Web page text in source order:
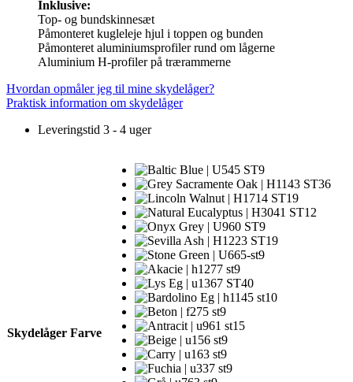
Inklusive:
Top- og bundskinnesæt
Påmonteret kugleleje hjul i toppen og bunden
Påmonteret aluminiumsprofiler rund om lågerne
Aluminium H-profiler på trærammerne
Hvordan opmåler jeg til mine skydelåger?
Praktisk information om skydelåger
Leveringstid 3 - 4 uger
Skydelåger Farve